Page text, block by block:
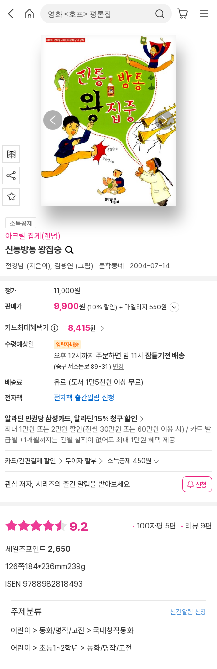
소득공제
아크릴 집게(랜덤)
신통방통 왕집중
전경남 (지은이), 김용연 (그림) 문학동네 2004-07-14
정가 11,000원
판매가 9,900원 (10% 할인) + 마일리지 550원
카드최대혜택가 8,415원
수령예상일 양탄자배송
오후 12시까지 주문하면 밤 11시 잠들기전 배송
(중구 서소문로 89-31 ) 변경
배송료 유료 (도서 1만5천원 이상 무료)
전자책 전자책 출간알림 신청
알라딘 만권당 삼성카드, 알라딘 15% 청구 할인
최대 1만원 또는 2만원 할인(전월 30만원 또는 60만원 이용 시) / 카드 발
급월 +1개월까지는 전월 실적이 없어도 최대 1만원 혜택 제공
카드/간편결제 할인 무이자 할부 소득공제 450원
관심 저자, 시리즈의 출간 알림을 받아보세요 신청
9.2 100자평 5편 리뷰 9편
세일즈포인트 2,650
126쪽184*236mm239g
ISBN 9788982818493
주제분류 신간알림 신청
어린이 > 동화/명작/고전 > 국내창작동화
어린이 > 초등1~2학년 > 동화/명작/고전